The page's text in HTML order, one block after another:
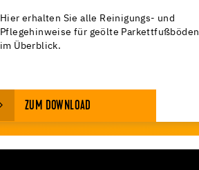
Hier erhalten Sie alle Reinigungs- und
Pflegehinweise für geölte Parkettfußböden
im Überblick.
ZUM DOWNLOAD